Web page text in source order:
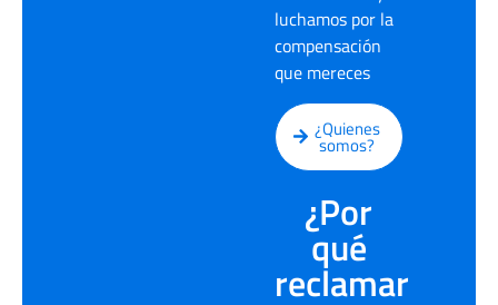
luchamos por la
compensación
que mereces
¿Quienes
somos?
¿Por
qué
reclamar